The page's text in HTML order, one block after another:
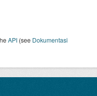
API (see Dokumentasi